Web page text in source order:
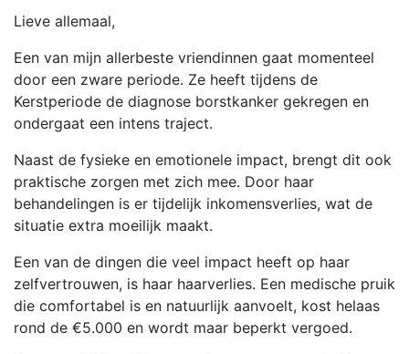
Lieve allemaal,
Een van mijn allerbeste vriendinnen gaat momenteel
door een zware periode. Ze heeft tijdens de
Kerstperiode de diagnose borstkanker gekregen en
ondergaat een intens traject.
Naast de fysieke en emotionele impact, brengt dit ook
praktische zorgen met zich mee. Door haar
behandelingen is er tijdelijk inkomensverlies, wat de
situatie extra moeilijk maakt.
Een van de dingen die veel impact heeft op haar
zelfvertrouwen, is haar haarverlies. Een medische pruik
die comfortabel is en natuurlijk aanvoelt, kost helaas
rond de €5.000 en wordt maar beperkt vergoed.